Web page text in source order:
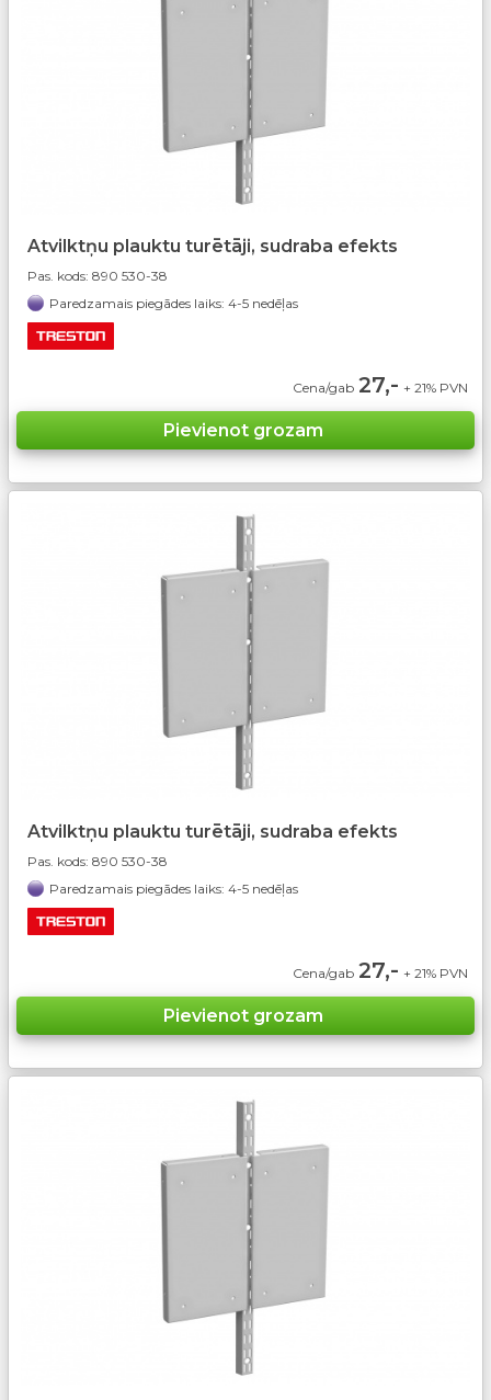
Atvilktņu plauktu turētāji, sudraba efekts
Pas. kods: 890 530-38
Paredzamais piegādes laiks: 4-5 nedēļas
Cena/gab 27,- + 21% PVN
Atvilktņu plauktu turētāji, sudraba efekts
Pas. kods: 890 530-38
Paredzamais piegādes laiks: 4-5 nedēļas
Cena/gab 27,- + 21% PVN